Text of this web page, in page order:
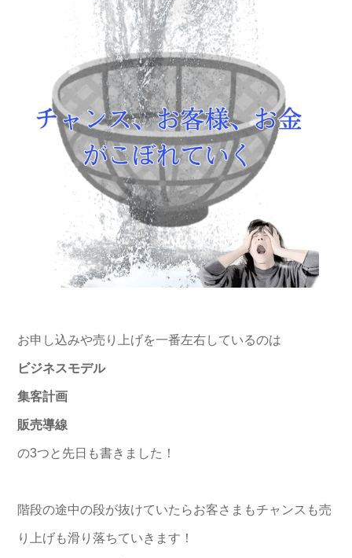
お申し込みや売り上げを一番左右しているのは
ビジネスモデル
集客計画
販売導線
の3つと先日も書きました！
階段の途中の段が抜けていたらお客さまもチャンスも売
り上げも滑り落ちていきます！